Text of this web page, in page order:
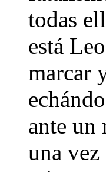
todas
está
marcar
ante un
una